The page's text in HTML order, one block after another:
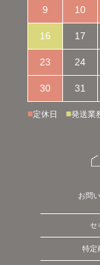
9 10
16 17
23 24
30 31
■定休日 ■発送業
お問
セ
特定